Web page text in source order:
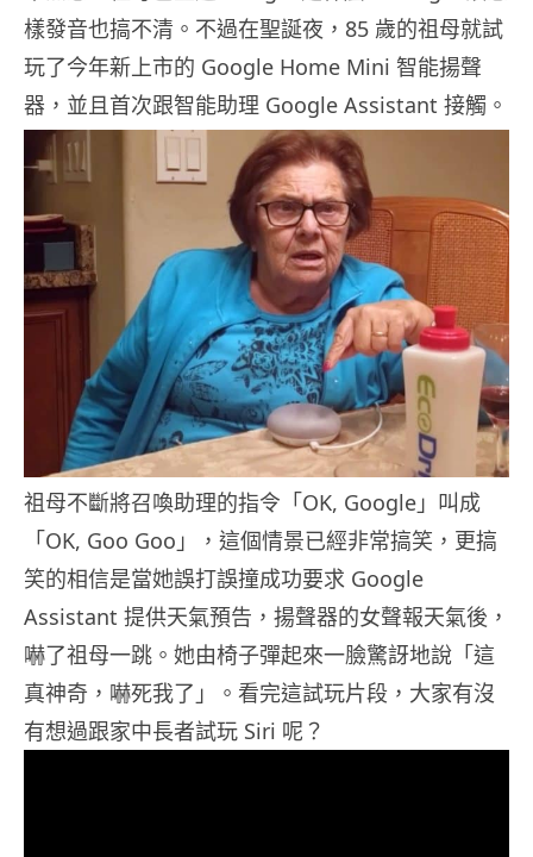
樣發音也搞不清。不過在聖誕夜，85 歲的祖母就試
玩了今年新上市的 Google Home Mini 智能揚聲
器，並且首次跟智能助理 Google Assistant 接觸。
祖母不斷將召喚助理的指令「OK, Google」叫成
「OK, Goo Goo」，這個情景已經非常搞笑，更搞
笑的相信是當她誤打誤撞成功要求 Google
Assistant 提供天氣預告，揚聲器的女聲報天氣後，
嚇了祖母一跳。她由椅子彈起來一臉驚訝地說「這
真神奇，嚇死我了」。看完這試玩片段，大家有沒
有想過跟家中長者試玩 Siri 呢？